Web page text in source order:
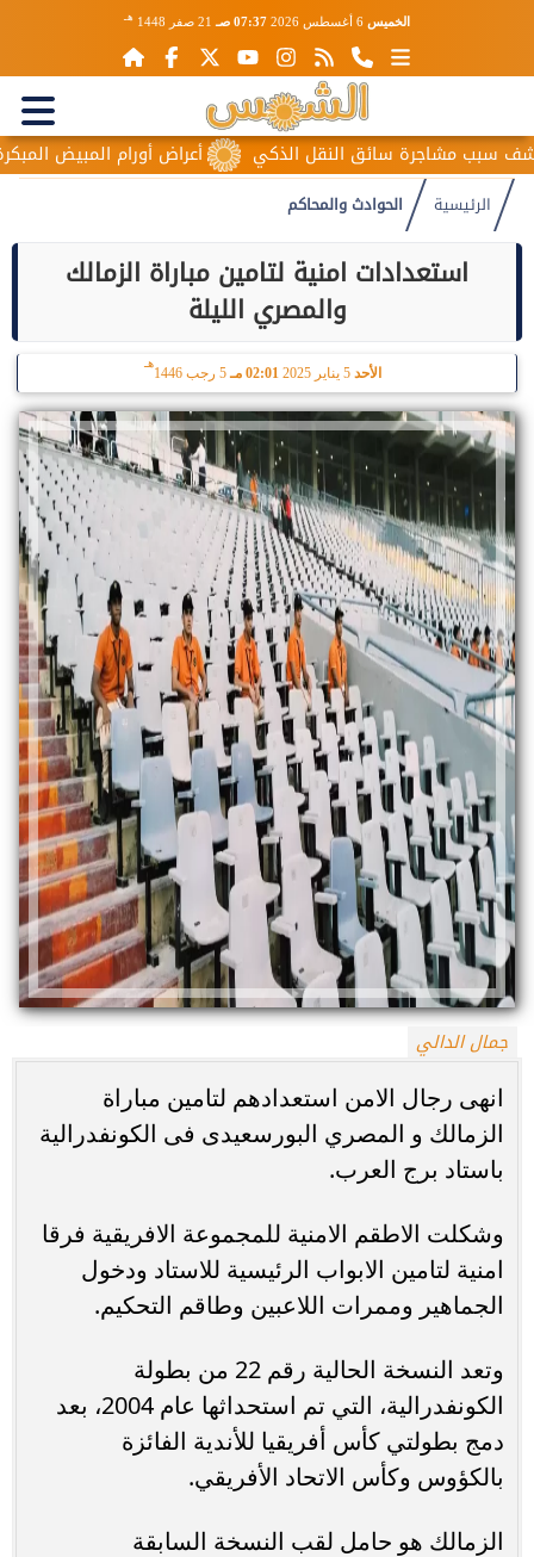
الخميس 07:37 صـ 21 صفر 1448 هـ
أعراض أورام المبيض المبكرة.. مشاجرة سائق النقل الذكي
الرئيسية الحوادث والمحاكم
استعدادات امنية لتامين مباراة الزمالك
والمصري الليلة
الأحد 5 يناير 2025 02:01 مـ 5 رجب 1446
هـ
جمال الدالي
انهى رجال الامن استعدادهم لتامين مباراة
الزمالك و المصري البورسعيدى فى الكونفدرالية
باستاد برج العرب.
وشكلت الاطقم الامنية للمجموعة الافريقية فرقا
امنية لتامين الابواب الرئيسية للاستاد ودخول
الجماهير وممرات اللاعبين وطاقم التحكيم.
وتعد النسخة الحالية رقم 22 من بطولة
الكونفدرالية، التي تم استحداثها عام 2004، بعد
دمج بطولتي كأس أفريقيا للأندية الفائزة
بالكؤوس وكأس الاتحاد الأفريقي.
الزمالك هو حامل لقب النسخة السابقة